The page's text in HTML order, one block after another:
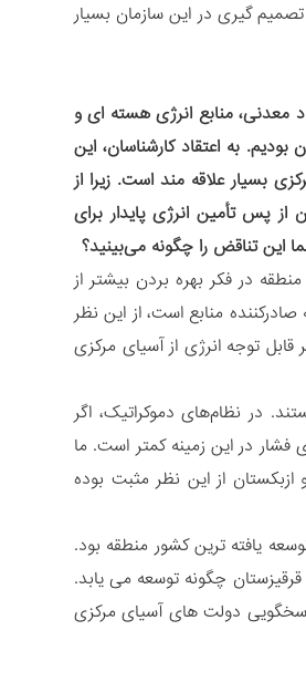
گیری در این سازمان بسیار
معدنی، منابع انرژی هسته ای و
به اعتقاد کارشناسان، این
بسیار علاقه مند است. زیرا از
پس تأمین انرژی پایدار برای
این تناقض را چگونه می‌بینید؟
در فکر بهره بردن بیشتر از
منابع است، از این نظر
قابل توجه انرژی از آسیای مرکزی
در نظام‌های دموکراتیک، اگر
فشار در این زمینه کمتر است. ما
از این نظر مثبت بوده
یافته ترین کشور منطقه بود.
چگونه توسعه می یابد.
دولت های آسیای مرکزی